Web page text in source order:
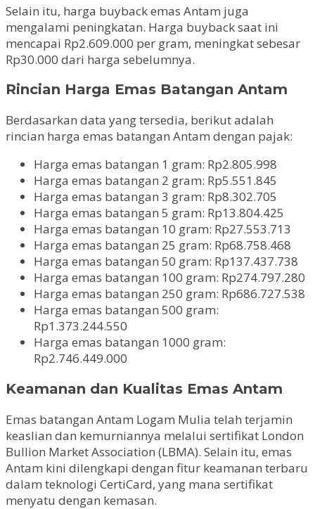
Selain itu, harga buyback emas Antam juga
mengalami peningkatan. Harga buyback saat ini
mencapai Rp2.609.000 per gram, meningkat sebesar
Rp30.000 dari harga sebelumnya.
Rincian Harga Emas Batangan Antam
Berdasarkan data yang tersedia, berikut adalah
rincian harga emas batangan Antam dengan pajak:
Harga emas batangan 1 gram: Rp2.805.998
Harga emas batangan 2 gram: Rp5.551.845
Harga emas batangan 3 gram: Rp8.302.705
Harga emas batangan 5 gram: Rp13.804.425
Harga emas batangan 10 gram: Rp27.553.713
Harga emas batangan 25 gram: Rp68.758.468
Harga emas batangan 50 gram: Rp137.437.738
Harga emas batangan 100 gram: Rp274.797.280
Harga emas batangan 250 gram: Rp686.727.538
Harga emas batangan 500 gram:
Rp1.373.244.550
Harga emas batangan 1000 gram:
Rp2.746.449.000
Keamanan dan Kualitas Emas Antam
Emas batangan Antam Logam Mulia telah terjamin
keaslian dan kemurniannya melalui sertifikat London
Bullion Market Association (LBMA). Selain itu, emas
Antam kini dilengkapi dengan fitur keamanan terbaru
dalam teknologi CertiCard, yang mana sertifikat
menyatu dengan kemasan.